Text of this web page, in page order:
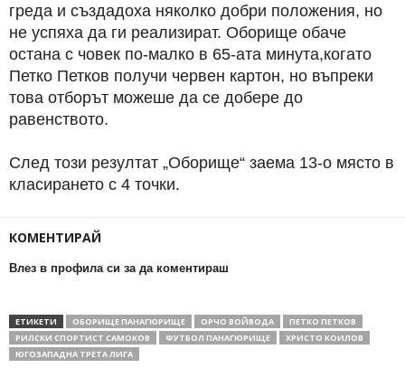
греда и създадоха няколко добри положения, но
не успяха да ги реализират. Оборище обаче
остана с човек по-малко в 65-ата минута,когато
Петко Петков получи червен картон, но въпреки
това отборът можеше да се добере до
равенството.
След този резултат „Оборище“ заема 13-о място в
класирането с 4 точки.
КОМЕНТИРАЙ
Влез в профила си за да коментираш
ЕТИКЕТИ ОБОРИЩЕ ПАНАГЮРИЩЕ ОРЧО ВОЙВОДА
ПЕТКО ПЕТКОВ
РИЛСКИ СПОРТИСТ САМОКОВ
ФУТБОЛ ПАНАГЮРИЩЕ
ХРИСТО КОИЛОВ
ЮГОЗАПАДНА ТРЕТА ЛИГА